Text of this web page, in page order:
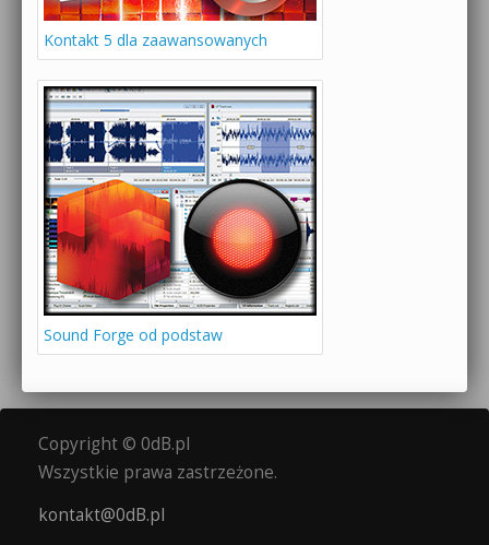
Kontakt 5 dla zaawansowanych
Sound Forge od podstaw
Copyright © 0dB.pl
Wszystkie prawa zastrzeżone.
kontakt@0dB.pl